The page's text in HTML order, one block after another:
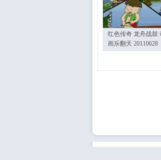
红色传奇 龙舟战鼓
画乐翻天 20110628